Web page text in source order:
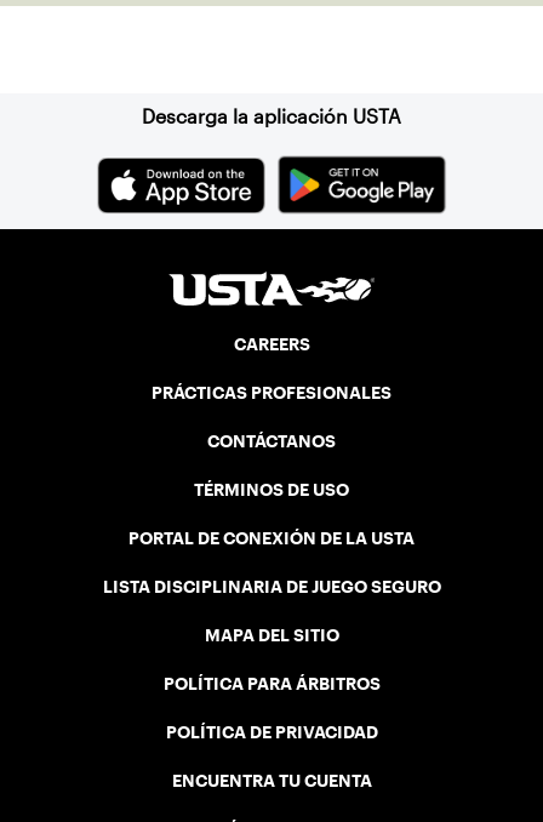
Descarga la aplicación USTA
CAREERS
PRÁCTICAS PROFESIONALES
CONTÁCTANOS
TÉRMINOS DE USO
PORTAL DE CONEXIÓN DE LA USTA
LISTA DISCIPLINARIA DE JUEGO SEGURO
MAPA DEL SITIO
POLÍTICA PARA ÁRBITROS
POLÍTICA DE PRIVACIDAD
ENCUENTRA TU CUENTA